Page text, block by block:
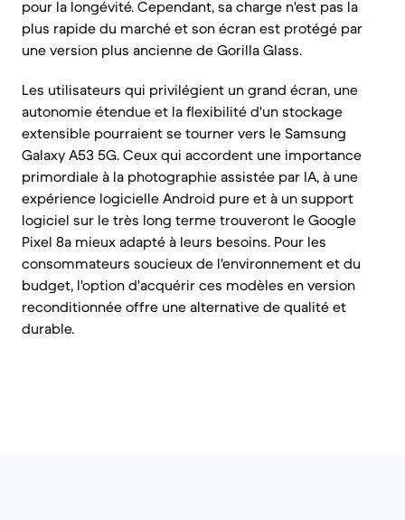
pour la longévité. Cependant, sa charge n'est pas la
plus rapide du marché et son écran est protégé par
une version plus ancienne de Gorilla Glass.
Les utilisateurs qui privilégient un grand écran, une
autonomie étendue et la flexibilité d'un stockage
extensible pourraient se tourner vers le Samsung
Galaxy A53 5G. Ceux qui accordent une importance
primordiale à la photographie assistée par IA, à une
expérience logicielle Android pure et à un support
logiciel sur le très long terme trouveront le Google
Pixel 8a mieux adapté à leurs besoins. Pour les
consommateurs soucieux de l'environnement et du
budget, l'option d'acquérir ces modèles en version
reconditionnée offre une alternative de qualité et
durable.